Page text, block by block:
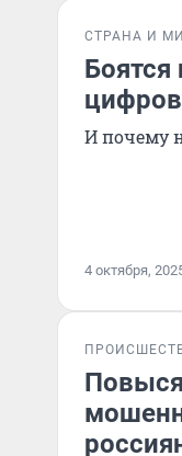
СТРАНА И
Боятся
И почему
4 октября,